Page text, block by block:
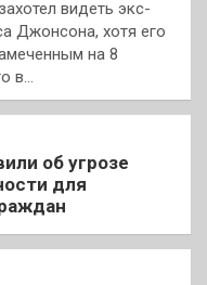
видеть экс-
Джонсона, хотя его
на 8
в…
об угрозе
для